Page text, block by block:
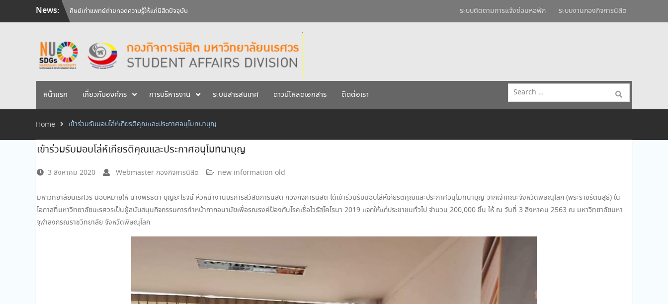
News:
ศิษย์เก่าแพทย์ถ่ายทอดความรู้ให้แก่นิสิตปัจจุบัน
วันคล้ายวันสถาปนามหาวิทยาลัยนเรศวร ครบรอบ 36 ปี 29 กรกฎาคม 2569
ระบบติดตามการแจ้งซ่อมหอพัก ระบบงานกองกิจการนิสิต
หน้าแรก เกี่ยวกับองค์กร การบริหารงาน ระบบสารสนเทศ ดาวน์โหลดเอกสาร ติดต่อเรา
Search
for:
Home เข้าร่วมรับมอบโล่ห์เกียรติคุณและประกาศอนุโมทนาบุญ
เข้าร่วมรับมอบโล่ห์เกียรติคุณและประกาศอนุโมทนาบุญ
3 สิงหาคม 2020 Webmaster กองกิจการนิสิต new information old
มหาวิทยาลัยนเรศวร มอบหมายให้ นางพรธิดา บุญยะโรจน์ หัวหน้างานบริการสวัสดิการนิสิต กองกิจการนิสิต ได้เข้าร่วมรับมอบโล่ห์เกียรติคุณและประกาศอนุโมทนาบุญ จากเจ้าคณะจังหวัดพิษณุโลก (พระราชรัตนสุธี) ใน
โอกาสที่มหาวิทยาลัยนเรศวรเป็นผู้สนับสนุนกิจกรรมการทำหน้ากากอนามัยเพื่อรณรงค์ป้องกันโรคเชื้อไวรัสโคโรนา 2019 แจกให้แก่ประชาชนทั่วไป จำนวน 200,000 ชิ้น ให้ ณ วันที่ 3 สิงหาคม 2563 ณ มหาวิทยาลัยมหา
จุฬาลงกรณราชวิทยาลัย จังหวัดพิษณุโลก